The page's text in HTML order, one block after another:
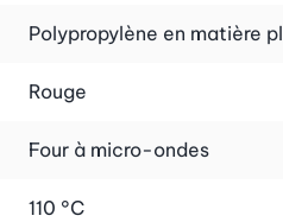
Polypropylène en matière
Rouge
Four à micro-ondes
110 °C